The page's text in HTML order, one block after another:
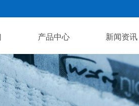
产品中心 新闻资讯